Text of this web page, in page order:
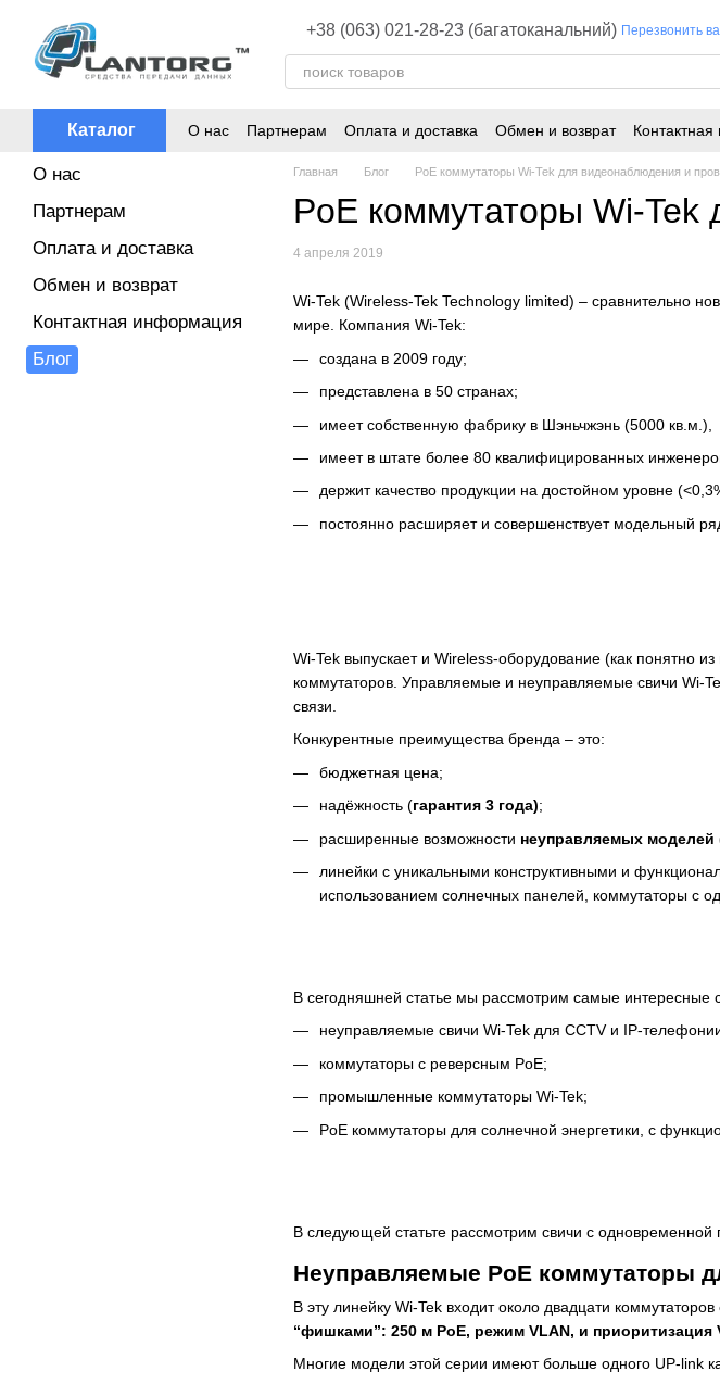
+38 (063) 021-28-23 (багатоканальний) Перезвонить
Каталог О нас Партнерам Оплата и доставка Обмен и возврат
Главная Блог PoE коммутаторы Wi-Tek для видеонаблюдения и
PoE коммутаторы Wi-
4 апреля 2019
Wi-Tek (Wireless-Tek Technology limited) – сравнительно
мире. Компания Wi-Tek:
создана в 2009 году;
представлена в 50 странах;
имеет собственную фабрику в Шэньчжэнь (5000 кв.м.),
имеет в штате более 80 квалифицированных
держит качество продукции на достойном уровне
постоянно расширяет и совершенствует модельный
Wi-Tek выпускает и Wireless-оборудование (как понятно
коммутаторов. Управляемые и неуправляемые свичи Wi-
связи.
Конкурентные преимущества бренда – это:
бюджетная цена;
надёжность (гарантия 3 года);
расширенные возможности неуправляемых моделей
линейки с уникальными конструктивными и
использованием солнечных панелей, коммутаторы с
В сегодняшней статье мы рассмотрим самые интересные
неуправляемые свичи Wi-Tek для CCTV и IP-
коммутаторы с реверсным PoE;
промышленные коммутаторы Wi-Tek;
PoE коммутаторы для солнечной энергетики, с
В следующей статьте рассмотрим свичи с
Неуправляемые PoE коммутаторы
В эту линейку Wi-Tek входит около двадцати
“фишками”: 250 м PoE, режим VLAN, и приоритизация
Многие модели этой серии имеют больше одного UP-link
О нас
Партнерам
Оплата и доставка
Обмен и возврат
Контактная информация
Блог